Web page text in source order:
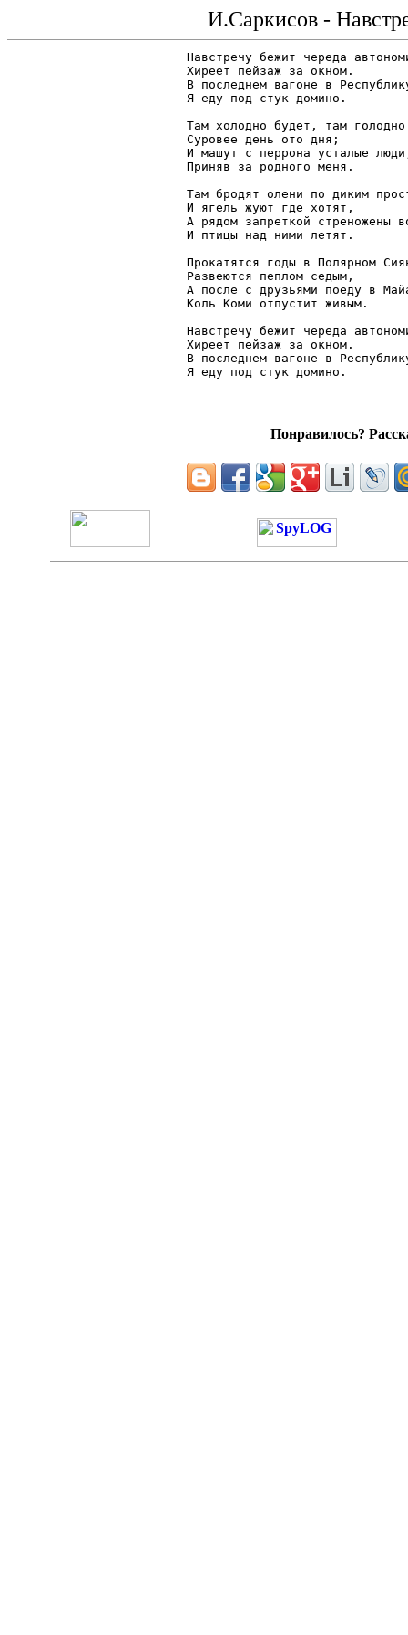
И.Саркисов -
Навстречу бежит череда
Хиреет пейзаж за окном.
В последнем вагоне в
Я еду под стук домино.
Там холодно будет, там
Суровее день ото дня;
И машут с перрона усталые
Приняв за родного меня.
Там бродят олени по диким
И ягель жуют где хотят,
А рядом запреткой стреножены
И птицы над ними летят.
Прокатятся годы в Полярном
Развеются пеплом седым,
А после с друзьями поеду в
Коль Коми отпустит живым.
Навстречу бежит череда
Хиреет пейзаж за окном.
В последнем вагоне в
Понравилось?